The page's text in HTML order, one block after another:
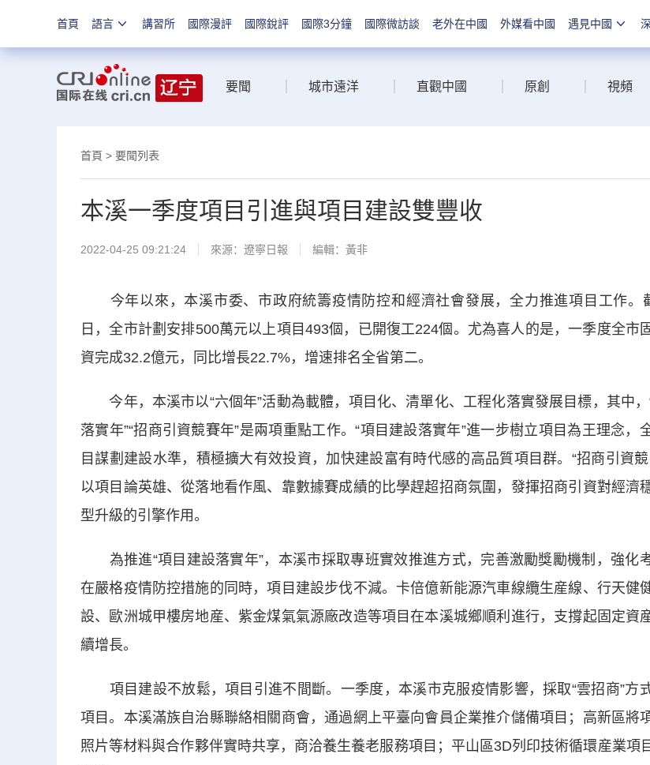
首頁 語言 講習所 國際漫評 國際銳評 國際3分鐘 國際微訪談 老外在中國 外媒看中國 遇見中國
要聞 城市遠洋 直觀中國 原創 視頻
首頁 > 要聞列表
本溪一季度項目引進與項目建設雙豐收
2022-04-25 09:21:24 來源： 遼寧日報 編輯：黃非
今年以來，本溪市委、市政府統籌疫情防控和經濟社會發展，全力推進項目工作。
日，全市計劃安排500萬元以上項目493個，已開復工224個。尤為喜人的是，一季度全市
資完成32.2億元，同比增長22.7%，增速排名全省第二。
今年，本溪市以“六個年”活動為載體，項目化、清單化、工程化落實發展目標，其中，
落實年”“招商引資競賽年”是兩項重點工作。“項目建設落實年”進一步樹立項目為王理念，
目謀劃建設水準，積極擴大有效投資，加快建設富有時代感的高品質項目群。“招商引資
以項目論英雄、從落地看作風、靠數據賽成績的比學趕超招商氛圍，發揮招商引資對經濟
型升級的引擎作用。
為推進“項目建設落實年”，本溪市採取專班實效推進方式，完善激勵獎勵機制，強化考
在嚴格疫情防控措施的同時，項目建設步伐不減。卡倍億新能源汽車線纜生産線、行天健
設、歐洲城甲樓房地産、紫金煤氣氣源廠改造等項目在本溪城鄉順利進行，支撐起固定資
續增長。
項目建設不放鬆，項目引進不間斷。一季度，本溪市克服疫情影響，採取“雲招商”方
項目。本溪滿族自治縣聯絡相關商會，通過網上平臺向會員企業推介儲備項目；高新區將
照片等材料與合作夥伴實時共享，商洽養生養老服務項目；平山區3D列印技術循環産業項